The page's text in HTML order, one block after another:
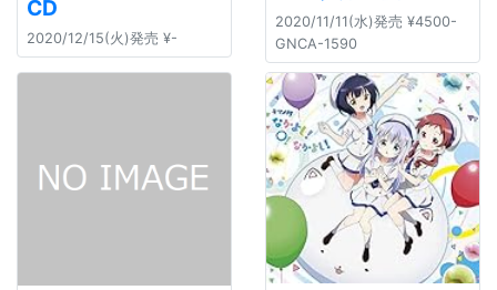
CD
2020/12/15(火)発売 ¥-
2020/11/11(水)発売 ¥4500-
GNCA-1590